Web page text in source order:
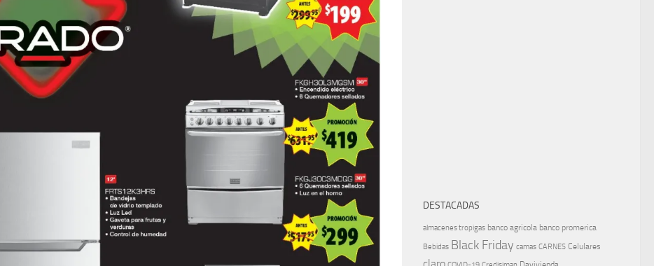
DESTACADAS
almacenes tropigas banco agricola banco promerica
Bebidas Black Friday camas CARNES Celulares